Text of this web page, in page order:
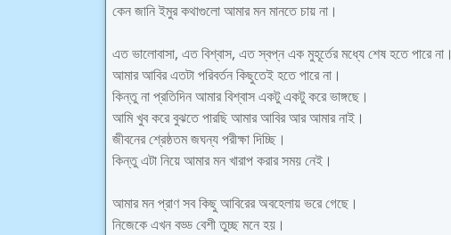
কেন জানি ইমুর কথাগুলো আমার মন মানতে চায় না।
এত ভালোবাসা, এত বিশ্বাস, এত স্বপ্ন এক মুহূর্তের মধ্যে শেষ হতে পারে না।
আমার আবির এতটা পরিবর্তন কিছুতেই হতে পারে না।
কিন্তু না প্রতিদিন আমার বিশ্বাস একটু একটু করে ভাঙ্গছে।
আমি খুব করে বুঝতে পারছি আমার আবির আর আমার নাই।
জীবনের শ্রেষ্ঠতম জঘন্য পরীক্ষা দিচ্ছি।
কিন্তু এটা নিয়ে আমার মন খারাপ করার সময় নেই।
আমার মন প্রাণ সব কিছু আবিরের অবহেলায় ভরে গেছে।
নিজেকে এখন বড্ড বেশী তুচ্ছ মনে হয়।